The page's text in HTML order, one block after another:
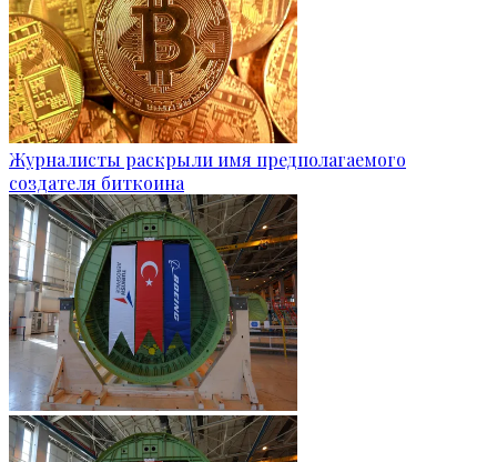
Журналисты раскрыли имя предполагаемого
создателя биткоина